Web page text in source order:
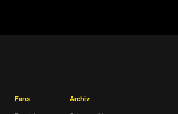
Fans
Archiv